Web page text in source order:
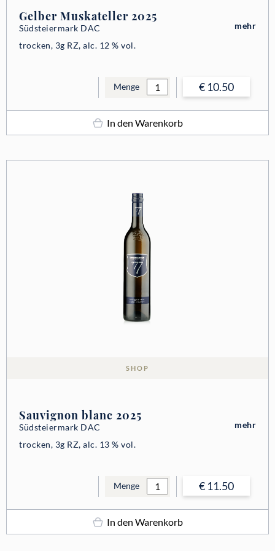
Gelber Muskateller 2025
Südsteiermark DAC
trocken, 3g RZ, alc. 12 % vol.
mehr
Menge € 10.50
In den Warenkorb
SHOP
Sauvignon blanc 2025
Südsteiermark DAC
trocken, 3g RZ, alc. 13 % vol.
mehr
Menge € 11.50
In den Warenkorb